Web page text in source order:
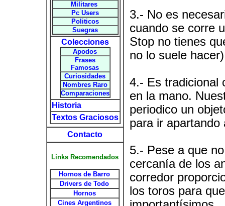
Militares
Pc Users
Politicos
Suegras
Colecciones
Apodos
Frases
Famosas
Curiosidades
Nombres Raro
Comparaciones
Historia
Textos Graciosos
Contacto
Links Recomendados
Hornos de Barro
Drivers de Todo
Hornos
Cines Argentinos
3.- No es
cuando se corre
Stop no tienes
no lo suele
4.- Es tradicional
en la mano.
periodico un
para ir
5.- Pese a que
cercanía de los
corredor
los toros para